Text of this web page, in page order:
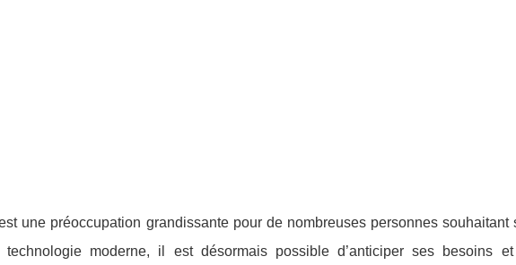
une préoccupation grandissante pour de nombreuses personnes souhaitant
moderne, il est désormais possible d’anticiper ses besoins